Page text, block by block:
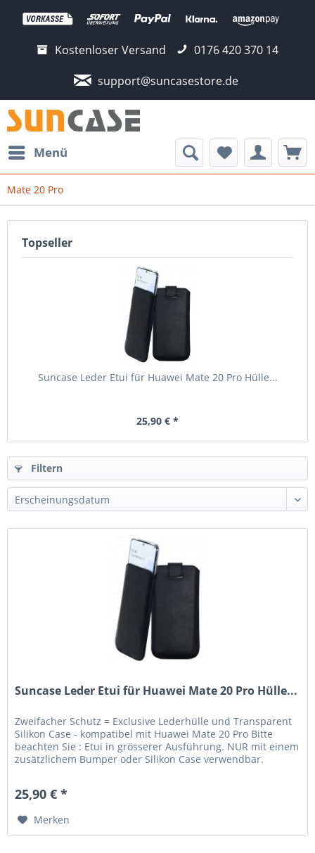
Kostenloser Versand
0176 420 370 14
support@suncasestore.de
Menü
Mate 20 Pro
Topseller
Suncase Leder Etui für Huawei Mate 20 Pro Hülle...
25,90 € *
Filtern
Suncase Leder Etui für Huawei Mate 20 Pro Hülle...
Zweifacher Schutz = Exclusive Lederhülle und Transparent
Silikon Case - kompatibel mit Huawei Mate 20 Pro Bitte
beachten Sie : Etui in grösserer Ausführung. NUR mit einem
zusätzlichem Bumper oder Silikon Case verwendbar.
25,90 € *
Merken